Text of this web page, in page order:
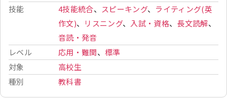
技能
4技能統合、 スピーキング、 ライティング(英
作文)、 リスニング、 入試・資格、 長文読解、
音読・発音
レベル
応用・難関、標準
対象
高校生
種別
教科書